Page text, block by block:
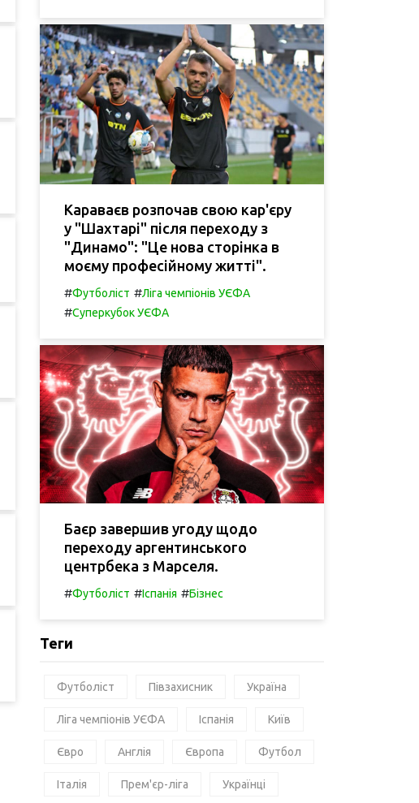
Караваєв розпочав свою кар'єру
у "Шахтарі" після переходу з
"Динамо": "Це нова сторінка в
моєму професійному житті".
#Футболіст #Ліга чемпіонів УЄФА
#Суперкубок УЄФА
Баєр завершив угоду щодо
переходу аргентинського
центрбека з Марселя.
#Футболіст #Іспанія #Бізнес
Теги
Футболіст Півзахисник Україна
Ліга чемпіонів УЄФА Іспанія Київ
Євро Англія Європа Футбол
Італія Прем'єр-ліга Українці